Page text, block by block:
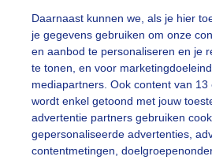
Daarnaast kunnen we, als je hier
je gegevens gebruiken om onze
en aanbod te personaliseren en je
te tonen, en voor
mediapartners. Ook content van
wordt enkel getoond met jouw
advertentie partners gebruiken
gepersonaliseerde advertenties,
contentmetingen,
Zon Wolken
slideshow